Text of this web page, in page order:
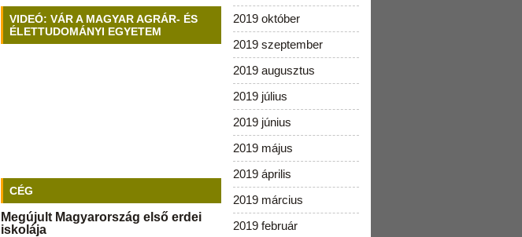
VIDEÓ: VÁR A MAGYAR AGRÁR- ÉS
ÉLETTUDOMÁNYI EGYETEM
CÉG
Megújult Magyarország első erdei
iskolája
2019 október
2019 szeptember
2019 augusztus
2019 július
2019 június
2019 május
2019 április
2019 március
2019 február